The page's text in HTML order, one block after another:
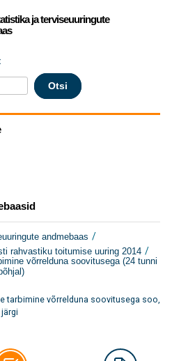
ja terviseuuringute
andmebaas /
rahvastiku toitumise uuring 2014 /
võrrelduna soovitusega (24 tunni
tarbimine võrrelduna soovitusega soo,